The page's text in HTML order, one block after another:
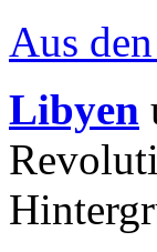
Aus den
Libyen